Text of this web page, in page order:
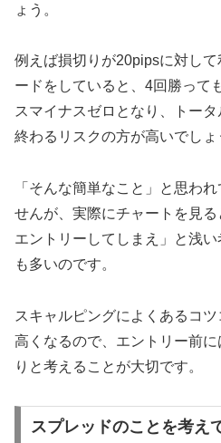
ょう。
例えば損切りが20pipsに対し
ードをしていると、4回勝って
スマイナスゼロとなり、トー
終わるリスクの方が高いでしょ
「そんな簡単なこと」と思わ
せんが、実際にチャートを見
エントリーしてしまえ」と浅
も多いのです。
スキャルピングによくあるコ
高くなるので、エントリー前
りと考えることが大切です。
スプレッドのことを考え